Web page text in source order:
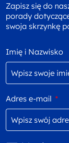
Zapisz się do
porady
swoja skrzynkę
Imię i Nazwisko
Adres e-mail *